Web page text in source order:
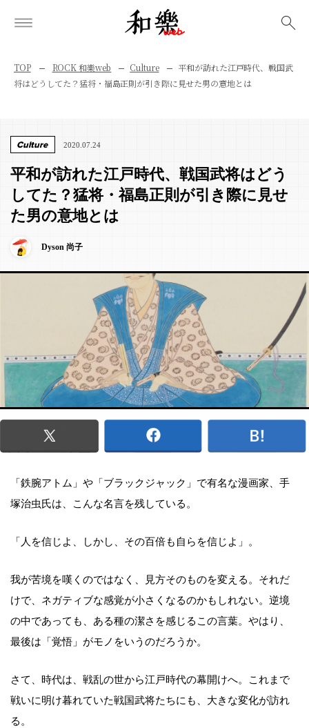
TOP ROCK 和樂web Culture
平和が訪れた江戸時代、戦国武
将はどうしてた？猛将・福島正則が引き際に見せた男の意地とは
Culture 2020.07.24
平和が訪れた江戸時代、戦国武将はどう
してた？猛将・福島正則が引き際に見せ
た男の意地とは
Dyson 尚子
「鉄腕アトム」や「ブラックジャック」で有名な漫画家、手
塚治虫氏は、こんな名言を残している。
「人を信じよ、しかし、その百倍も自らを信じよ」。
我が苦境を嘆くのではなく、見方そのものを変える。それだ
けで、ネガティブな感覚が小さくなるのかもしれない。逆境
の中であっても、ある種の潔さを感じるこの言葉。やはり、
最後は「覚悟」がモノをいうのだろうか。
さて、時代は、戦乱の世から江戸時代の幕開けへ。これまで
戦いに明け暮れていた戦国武将たちにも、大きな変化が訪れ
る。